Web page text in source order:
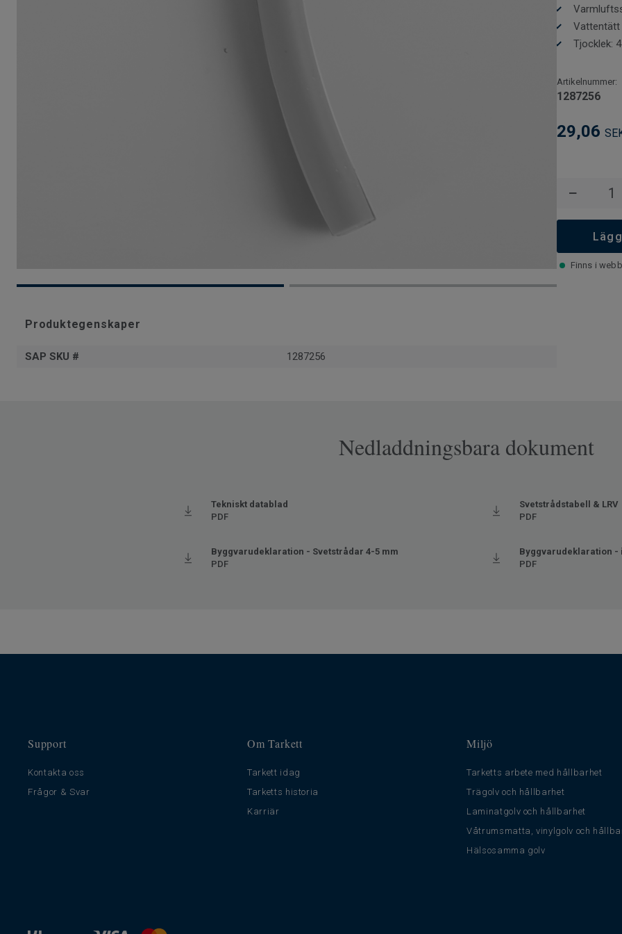
Produktegenskaper
SAP SKU # 1287256
eftersom
finns i alla
Vattentätt
Tjocklek:
Artikelnummer:
1287256
29,06
−
Finns i
Nedladdningsbara dokument
Tekniskt datablad
PDF
Svetstrådstabell & LRV
PDF
Byggvarudeklaration - Svetstrådar 4-5 mm
PDF
Byggvarudeklaration -
PDF
Support
Kontakta oss
Frågor & Svar
Om Tarkett
Tarkett idag
Tarketts historia
Karriär
Miljö
Tarketts arbete med hållbarhet
Trägolv och hållbarhet
Laminatgolv och hållbarhet
Våtrumsmatta, vinylgolv och
Hälsosamma golv